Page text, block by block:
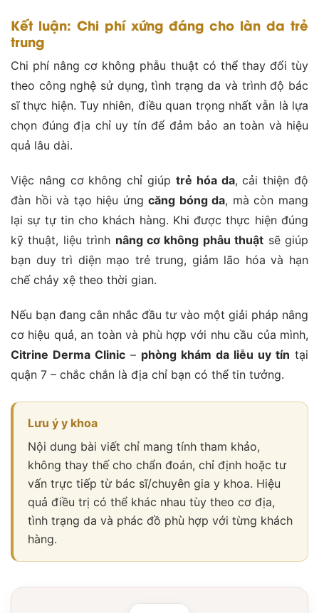
Kết luận: Chi phí xứng đáng cho làn da trẻ
trung
Chi phí nâng cơ không phẫu thuật có thể thay đổi tùy
theo công nghệ sử dụng, tình trạng da và trình độ bác
sĩ thực hiện. Tuy nhiên, điều quan trọng nhất vẫn là lựa
chọn đúng địa chỉ uy tín để đảm bảo an toàn và hiệu
quả lâu dài.
Việc nâng cơ không chỉ giúp trẻ hóa da, cải thiện độ
đàn hồi và tạo hiệu ứngcăng bóng da, mà còn mang
lại sự tự tin cho khách hàng. Khi được thực hiện đúng
kỹ thuật, liệu trình nâng cơ không phẫu thuật sẽ giúp
bạn duy trì diện mạo trẻ trung, giảm lão hóa và hạn
chế chảy xệ theo thời gian.
Nếu bạn đang cân nhắc đầu tư vào một giải pháp nâng
cơ hiệu quả, an toàn và phù hợp với nhu cầu của mình,
Citrine Derma Clinic – phòng khám da liễu uy tín tại
quận 7 – chắc chắn là địa chỉ bạn có thể tin tưởng.
Lưu ý y khoa
Nội dung bài viết chỉ mang tính tham khảo,
không thay thế cho chẩn đoán, chỉ định hoặc tư
vấn trực tiếp từ bác sĩ/chuyên gia y khoa. Hiệu
quả điều trị có thể khác nhau tùy theo cơ địa,
tình trạng da và phác đồ phù hợp với từng khách
hàng.